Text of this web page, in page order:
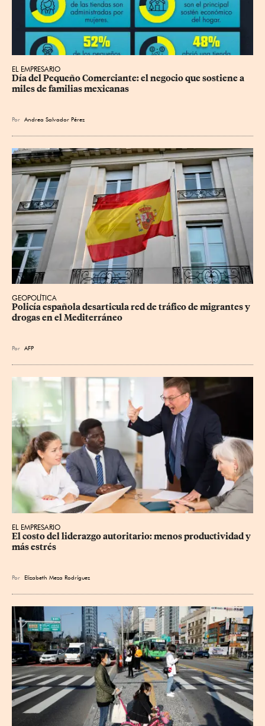
EL EMPRESARIO
Día del Pequeño Comerciante: el negocio que sostiene a
miles de familias mexicanas
Por Andrea Salvador Pérez
GEOPOLÍTICA
Policía española desarticula red de tráfico de migrantes y
drogas en el Mediterráneo
Por AFP
EL EMPRESARIO
El costo del liderazgo autoritario: menos productividad y
más estrés
Por Elizabeth Meza Rodríguez